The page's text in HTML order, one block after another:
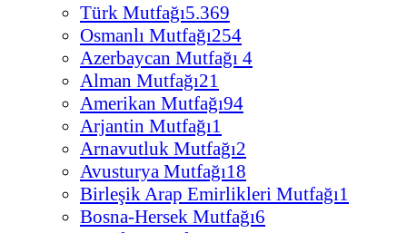
Türk Mutfağı5.369
Osmanlı Mutfağı254
Azerbaycan Mutfağı 4
Alman Mutfağı21
Amerikan Mutfağı94
Arjantin Mutfağı1
Arnavutluk Mutfağı2
Avusturya Mutfağı18
Birleşik Arap Emirlikleri Mutfağı1
Bosna-Hersek Mutfağı6